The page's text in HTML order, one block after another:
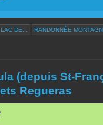
DE... RANDONNÉE
(depuis St-
Regueras